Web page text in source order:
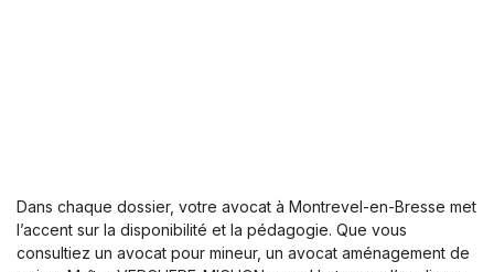
Dans chaque dossier, votre avocat à Montrevel-en-Bresse met
l’accent sur la disponibilité et la pédagogie. Que vous
consultiez un avocat pour mineur, un avocat aménagement de